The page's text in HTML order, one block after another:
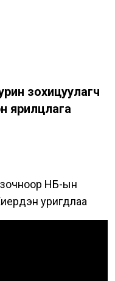
зохицуулагч
ярилцлага
НҮБ-ын
уригдлаа